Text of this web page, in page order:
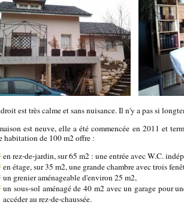
est très calme et sans nuisance. Il n'y a pas si
est neuve, elle a été commencée en 2011 et
habitation de 100 m2 offre :
en rez-de-jardin, sur 65 m2 : une entrée avec W.C.
en étage, sur 35 m2, une grande chambre avec trois
un grenier aménageable d'environ 25 m2,
un sous-sol aménagé de 40 m2 avec un garage pour
accéder au rez-de-chaussée.